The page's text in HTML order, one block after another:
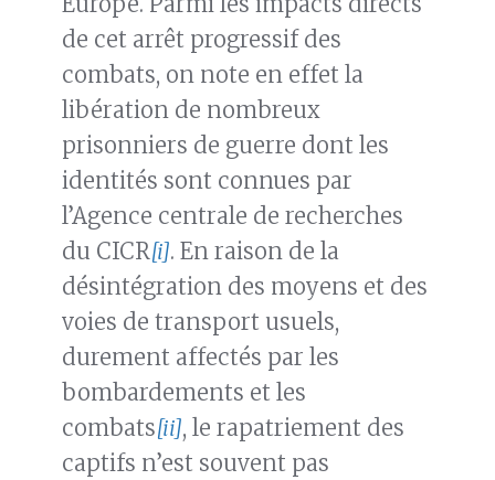
de cet arrêt progressif des
combats, on note en effet la
libération de nombreux
prisonniers de guerre dont les
identités sont connues par
l’Agence centrale de recherches
du CICR[i]. En raison de la
désintégration des moyens et des
voies de transport usuels,
durement affectés par les
bombardements et les
combats[ii], le rapatriement des
captifs n’est souvent pas